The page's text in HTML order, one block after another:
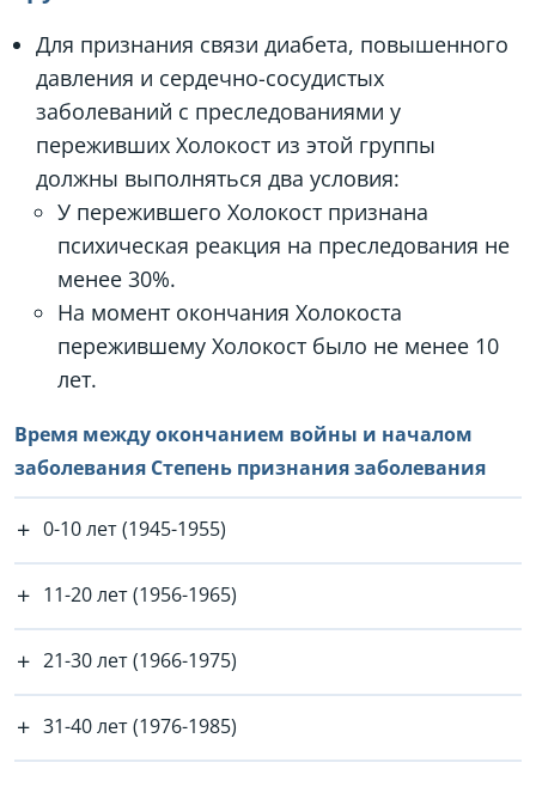
Для признания связи диабета, повышенного
давления и сердечно-сосудистых
заболеваний с преследованиями у
переживших Холокост из этой группы
должны выполняться два условия:
У пережившего Холокост признана
психическая реакция на преследования не
менее 30%.
На момент окончания Холокоста
пережившему Холокост было не менее 10
лет.
Время между окончанием войны и началом
заболевания Степень признания заболевания
0-10 лет (1945-1955)
11-20 лет (1956-1965)
21-30 лет (1966-1975)
31-40 лет (1976-1985)